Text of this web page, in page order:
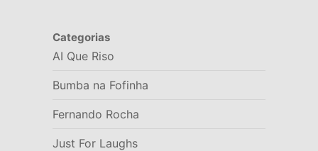
Categorias
AI Que Riso
Bumba na Fofinha
Fernando Rocha
Just For Laughs